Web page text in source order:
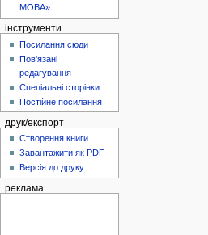
МОВА»
інструменти
Посилання сюди
Пов'язані
редагування
Спеціальні сторінки
Постійне посилання
друк/експорт
Створення книги
Завантажити як PDF
Версія до друку
реклама